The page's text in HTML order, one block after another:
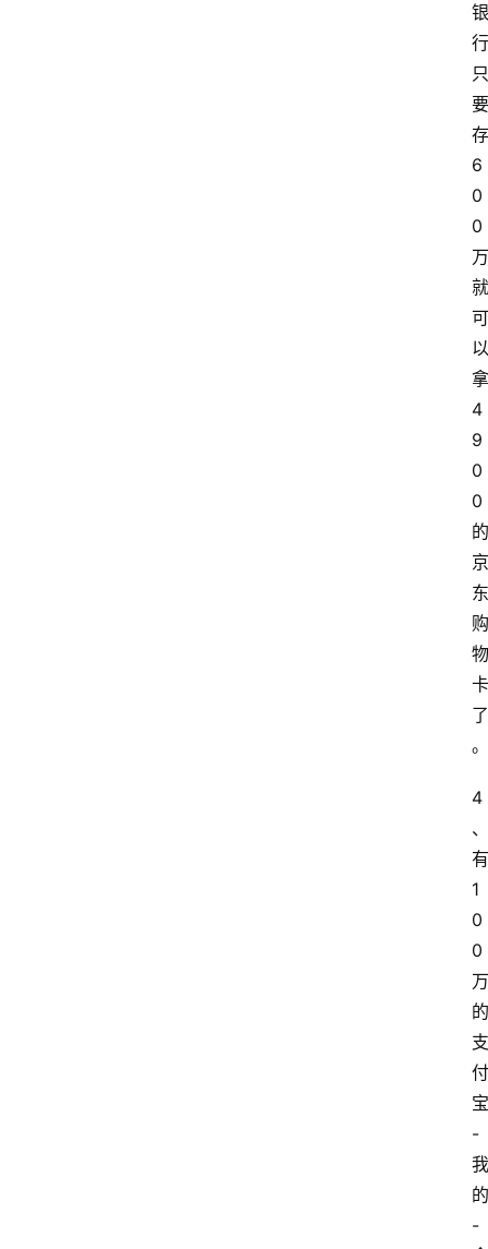
银
行
只
要
存
6
0
0
万
就
可
以
拿
4
9
0
0
的
京
东
购
物
卡
了
。
4
、
有
1
0
0
万
的
支
付
宝
-
我
的
-